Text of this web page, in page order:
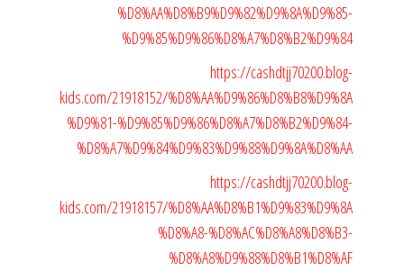
%D8%AA%D8%B9%D9%82%D9%8A%D9%85-
%D9%85%D9%86%D8%A7%D8%B2%D9%84
https://cashdtjj70200.blog-
kids.com/21918152/%D8%AA%D9%86%D8%B8%D9%8A
%D9%81-%D9%85%D9%86%D8%A7%D8%B2%D9%84-
%D8%A7%D9%84%D9%83%D9%88%D9%8A%D8%AA
https://cashdtjj70200.blog-
kids.com/21918157/%D8%AA%D8%B1%D9%83%D9%8A
%D8%A8-%D8%AC%D8%A8%D8%B3-
%D8%A8%D9%88%D8%B1%D8%AF